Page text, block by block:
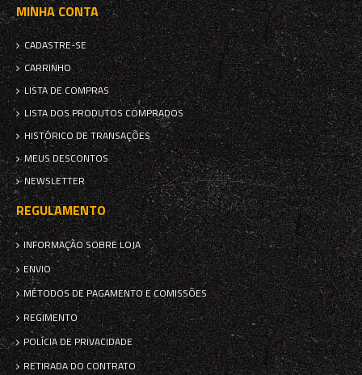
MINHA CONTA
CADASTRE-SE
CARRINHO
LISTA DE COMPRAS
LISTA DOS PRODUTOS COMPRADOS
HISTÓRICO DE TRANSAÇÕES
MEUS DESCONTOS
NEWSLETTER
REGULAMENTO
INFORMAÇÃO SOBRE LOJA
ENVIO
MÉTODOS DE PAGAMENTO E COMISSÕES
REGIMENTO
POLÍCIA DE PRIVACIDADE
RETIRADA DO CONTRATO